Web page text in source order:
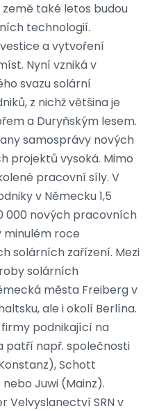
také letos budou
technologií.
a vytvoření
Nyní vzniká v
svazu solární
z nichž většina je
a Duryňským lesem.
samosprávy nových
projektů vysoká. Mimo
pracovní síly. V
v Německu 1,5
000 nových pracovních
minulém roce
solárních zařízení. Mezi
solárních
města Freiberg v
ale i okolí Berlína.
podnikající na
patří např. společnosti
Schott
Juwi (Mainz).
Velvyslanectví SRN v